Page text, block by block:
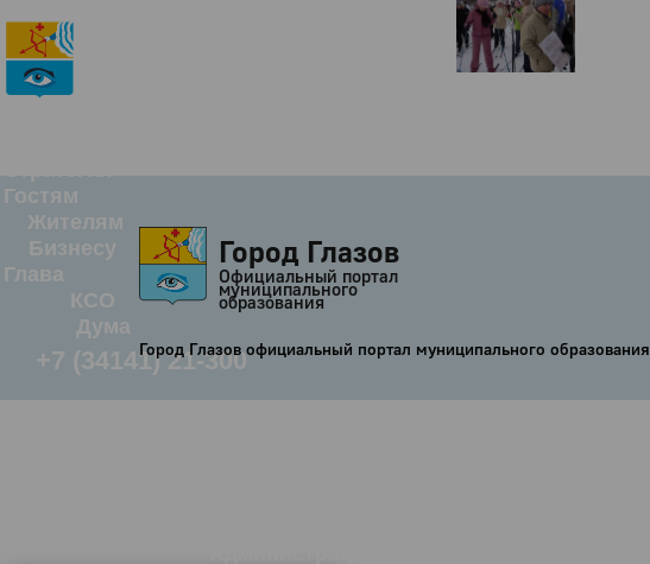
Стратегия
Гостям
Жителям
Бизнесу
Глава
КСО
Дума
+7 (34141) 21-300
Город Глазов
Официальный портал
муниципального
образования
Город Глазов официальный портал муниципального образования